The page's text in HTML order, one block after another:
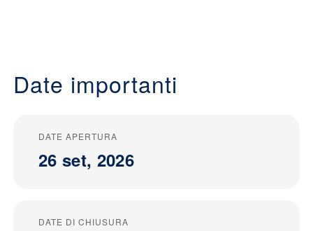
Date importanti
DATE APERTURA
26 set, 2026
DATE DI CHIUSURA